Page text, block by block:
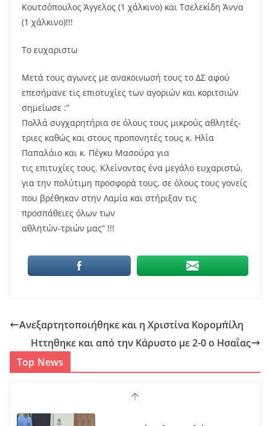
Κουτσόπουλος Άγγελος (1 χάλκινο) και Τσελεκίδη Άννα
(1 χάλκινο)!!!
Το ευχαριστω
Μετά τους αγωνες με ανακοινωσή τους το ΔΣ αφού
επεσήμανε τις επιοτυχίες των αγοριών και κοριτσιών
σημείωσε :”
Πολλά συγχαρητήρια σε όλους τους μικρούς αθλητές-
τριες καθώς και στους προπονητές τους κ. Ηλία
Παπαλάιο και κ. Πέγκυ Μασούρα για
τις επιτυχίες τους. Κλείνοντας ένα μεγάλο ευχαριστώ,
για την πολύτιμη προσφορά τους, σε όλους τους γονείς
που βρέθηκαν στην Λαμία και στήριξαν τις
προσπάθειες όλων των
αθλητών-τριών μας” !!!
Ανεξαρτητοποιήθηκε και η Χριστίνα Κορομπ΄ίλη
Ηττηθηκε και από την Κάρυστο με 2-0 ο Ησαΐας
Top News